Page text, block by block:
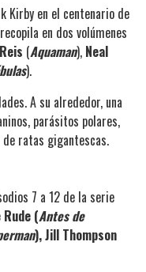
Kirby en el centenario de
en dos volúmenes
(Aquaman), Neal
).
A su alrededor, una
parásitos polares,
ratas gigantescas.
7 a 12 de la serie
(Antes de
), Jill Thompson